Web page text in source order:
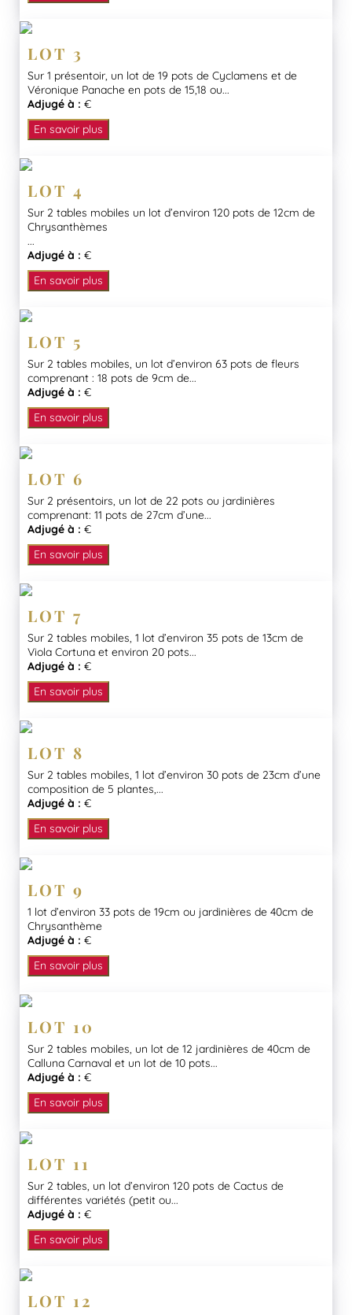
LOT 3
Sur 1 présentoir, un lot de 19 pots de Cyclamens et de
Véronique Panache en pots de 15,18 ou...
Adjugé à : €
En savoir plus
LOT 4
Sur 2 tables mobiles un lot d’environ 120 pots de 12cm de
Chrysanthèmes
...
Adjugé à : €
En savoir plus
LOT 5
Sur 2 tables mobiles, un lot d’environ 63 pots de fleurs
comprenant : 18 pots de 9cm de...
Adjugé à : €
En savoir plus
LOT 6
Sur 2 présentoirs, un lot de 22 pots ou jardinières
comprenant: 11 pots de 27cm d’une...
Adjugé à : €
En savoir plus
LOT 7
Sur 2 tables mobiles, 1 lot d’environ 35 pots de 13cm de
Viola Cortuna et environ 20 pots...
Adjugé à : €
En savoir plus
LOT 8
Sur 2 tables mobiles, 1 lot d’environ 30 pots de 23cm d’une
composition de 5 plantes,...
Adjugé à : €
En savoir plus
LOT 9
1 lot d’environ 33 pots de 19cm ou jardinières de 40cm de
Chrysanthème
Adjugé à : €
En savoir plus
LOT 10
Sur 2 tables mobiles, un lot de 12 jardinières de 40cm de
Calluna Carnaval et un lot de 10 pots...
Adjugé à : €
En savoir plus
LOT 11
Sur 2 tables, un lot d’environ 120 pots de Cactus de
différentes variétés (petit ou...
Adjugé à : €
En savoir plus
LOT 12